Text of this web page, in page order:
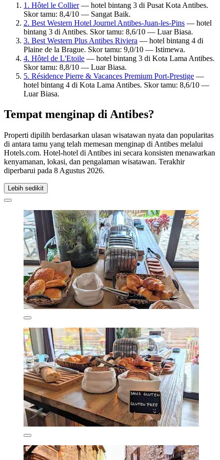
1. Hôtel le Collier— hotel bintang 3 di Pusat Kota Antibes.
Skor tamu: 8,4/10 — Sangat Baik.
2. Best Western Hotel Journel Antibes-Juan-les-Pins — hotel
bintang 3 di Antibes. Skor tamu: 8,6/10 — Luar Biasa.
3. Best Western Plus Antibes Riviera — hotel bintang 4 di
Plaine de la Brague. Skor tamu: 9,0/10 — Istimewa.
4. Hôtel de L'Etoile — hotel bintang 3 di Kota Lama Antibes.
Skor tamu: 8,8/10 — Luar Biasa.
5. Résidence Pierre & Vacances Premium Port-Prestige —
hotel bintang 4 di Kota Lama Antibes. Skor tamu: 8,6/10 —
Luar Biasa.
Tempat menginap di Antibes?
Properti dipilih berdasarkan ulasan wisatawan nyata dan popularitas
di antara tamu yang telah memesan menginap di Antibes melalui
Hotels.com. Hotel-hotel di Antibes ini secara konsisten menawarkan
kenyamanan, lokasi, dan pengalaman wisatawan. Terakhir
diperbarui pada 8 Agustus 2026.
Lebih sedikit